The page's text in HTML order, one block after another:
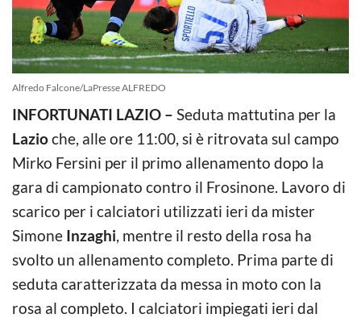
Alfredo Falcone/LaPresse ALFREDO
INFORTUNATI LAZIO – Seduta mattutina per la
Lazioche, alle ore 11:00, si è ritrovata sul campo
Mirko Fersini per il primo allenamento dopo la
gara di campionato contro il Frosinone. Lavoro di
scarico per i calciatori utilizzati ieri da mister
Simone Inzaghi, mentre il resto della rosa ha
svolto un allenamento completo. Prima parte di
seduta caratterizzata da messa in moto con la
rosa al completo. I calciatori impiegati ieri dal